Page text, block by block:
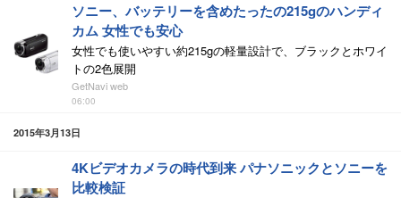
ソニー、バッテリーを含めたったの215gのハンディ
カム 女性でも安心
女性でも使いやすい約215gの軽量設計で、ブラックとホワイ
トの2色展開
GetNavi web
06:00
2015年3月13日
4Kビデオカメラの時代到来 パナソニックとソニーを
比較検証